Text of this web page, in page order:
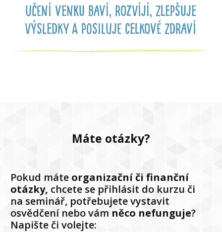
učení venku baví, rozvíjí, zlepšuje
výsledky a posiluje celkové zdraví
Máte otázky?
Pokud máte organizační či finanční
otázky, chcete se přihlásit do kurzu či
na seminář, potřebujete vystavit
osvědčení nebo vám něco nefunguje?
Napište či volejte: